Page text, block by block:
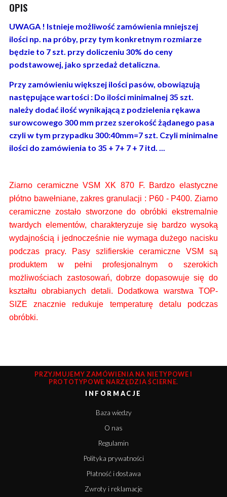
OPIS
UWAGA ! Istnieje możliwość zamówienia mniejszej
ilości np. na próby, przy tym konkretnym rozmiarze
będzie to 7 szt. przy doliczeniu 30% do ceny
podstawowej, jako sprzedaż detaliczna.
Przy zamówieniu większej ilości pasów, obowiązują
następujące wartości : Do ilości minimalnej 35 szt.
należy dodać ilość wynikającą z podzielenia rękawa
surowcowego 300 mm przez szerokość żądanego pasa
czyli w tym przypadku 300:40mm=7 szt. Czyli minimalne
ilości do zamówienia to 35 + 7+ 7 + 7 itd. ...
Ziarno ceramiczne VSM XK 870 F. Bardzo elastyczne
płótno bawełniane, zakres granulacji : P60 - P400. Ziarno
ceramiczne zostało stworzone do obróbki ekstremalnie
twardych elementów, charakteryzuje się bardzo wysoką
wydajnością i jednocześnie nie wymaga dużego nacisku
podczas pracy. Pasyszlifierskie ceramiczne VSM są
produktem w pełni profesjonalnym o szerokich
możliwościach zastosowań, dobrze dopasowuje się do
kształtu obrabianych detali. Dodatkowa warstwa TOP-
SIZE znacznie redukuje temperaturę detalu podczas
obróbki.
PRZYJMUJEMY ZAMÓWIENIA NA NIETYPOWE I
PROTOTYPOWE NARZĘDZIA ŚCIERNE.
INFORMACJE
Baza wiedzy
O nas
Regulamin
Polityka prywatności
Płatność i dostawa
Zwroty i reklamacje